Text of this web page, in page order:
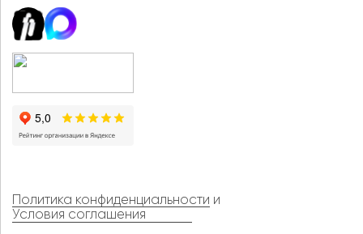
Политика конфиденциальности и
Условия соглашения